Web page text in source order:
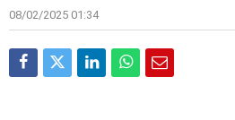
08/02/2025 01:34